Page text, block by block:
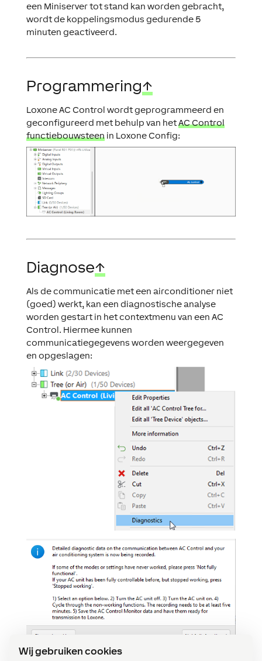
Wij gebruiken cookies
een Miniserver tot stand kan worden gebracht,
wordt de koppelingsmodus gedurende 5
minuten geactiveerd.
Programmering↑
Loxone AC Control wordt geprogrammeerd en
geconfigureerd met behulp van hetAC Control
functiebouwsteenin Loxone Config:
Diagnose↑
Als de communicatie met een airconditioner niet
(goed) werkt, kan een diagnostische analyse
worden gestart in het contextmenu van een AC
Control. Hiermee kunnen
communicatiegegevens worden weergegeven
en opgeslagen: